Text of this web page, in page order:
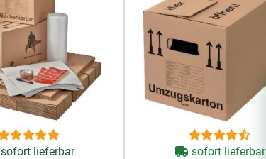
sofort lieferbar sofort lieferbar